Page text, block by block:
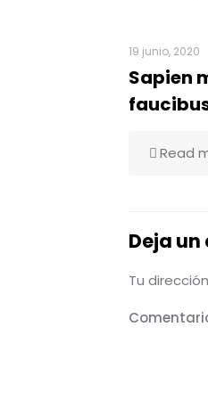
19 junio, 2020
Sapien
Read
Deja
Tu